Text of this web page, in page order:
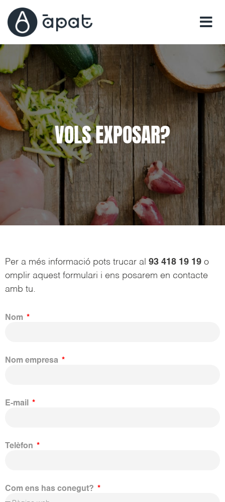
VOLS EXPOSAR?
Per a més informació pots trucar al 93 418 19 19 o
omplir aquest formulari i ens posarem en contacte
amb tu.
Nom
Nom empresa
E-mail
Telèfon
Com ens has conegut?